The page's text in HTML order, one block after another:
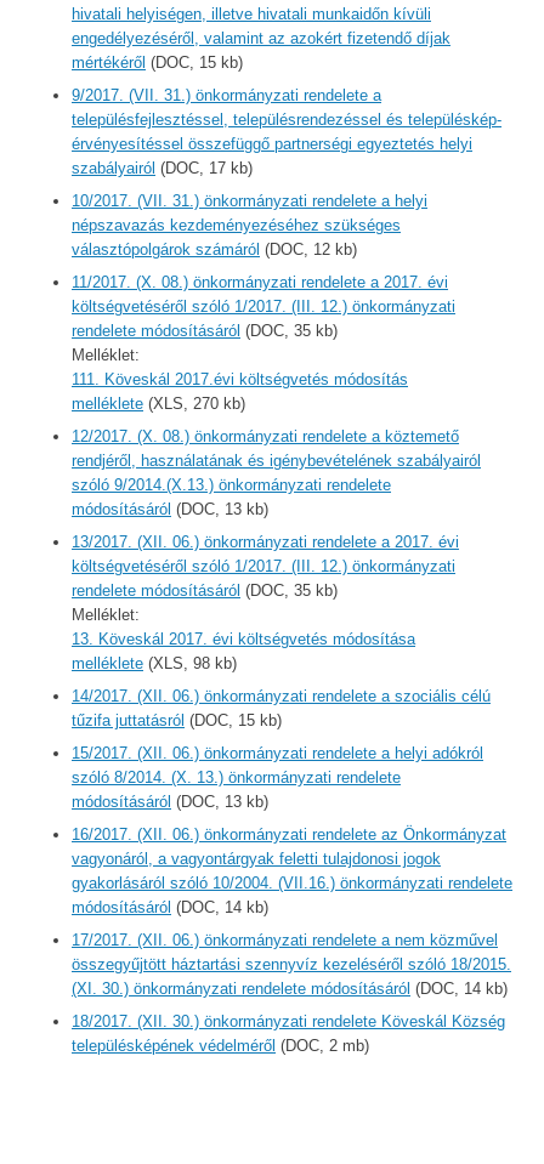
hivatali helyiségen, illetve hivatali munkaidőn kívüli
engedélyezéséről, valamint az azokért fizetendő díjak
mértékéről (DOC, 15 kb)
9/2017. (VII. 31.) önkormányzati rendelete a
településfejlesztéssel, településrendezéssel és településkép-
érvényesítéssel összefüggő partnerségi egyeztetés helyi
szabályairól (DOC, 17 kb)
10/2017. (VII. 31.) önkormányzati rendelete a helyi
népszavazás kezdeményezéséhez szükséges
választópolgárok számáról (DOC, 12 kb)
11/2017. (X. 08.) önkormányzati rendelete a 2017. évi
költségvetéséről szóló 1/2017. (III. 12.) önkormányzati
rendelete módosításáról (DOC, 35 kb)
Melléklet:
111. Köveskál 2017.évi költségvetés módosítás
melléklete (XLS, 270 kb)
12/2017. (X. 08.) önkormányzati rendelete a köztemető
rendjéről, használatának és igénybevételének szabályairól
szóló 9/2014.(X.13.) önkormányzati rendelete
módosításáról (DOC, 13 kb)
13/2017. (XII. 06.) önkormányzati rendelete a 2017. évi
költségvetéséről szóló 1/2017. (III. 12.) önkormányzati
rendelete módosításáról (DOC, 35 kb)
Melléklet:
13. Köveskál 2017. évi költségvetés módosítása
melléklete (XLS, 98 kb)
14/2017. (XII. 06.) önkormányzati rendelete a szociális célú
tűzifa juttatásról (DOC, 15 kb)
15/2017. (XII. 06.) önkormányzati rendelete a helyi adókról
szóló 8/2014. (X. 13.) önkormányzati rendelete
módosításáról (DOC, 13 kb)
16/2017. (XII. 06.) önkormányzati rendelete az Önkormányzat
vagyonáról, a vagyontárgyak feletti tulajdonosi jogok
gyakorlásáról szóló 10/2004. (VII.16.) önkormányzati rendelete
módosításáról (DOC, 14 kb)
17/2017. (XII. 06.) önkormányzati rendelete a nem közművel
összegyűjtött háztartási szennyvíz kezeléséről szóló 18/2015.
(XI. 30.) önkormányzati rendelete módosításáról (DOC, 14 kb)
18/2017. (XII. 30.) önkormányzati rendelete Köveskál Község
településképének védelméről (DOC, 2 mb)